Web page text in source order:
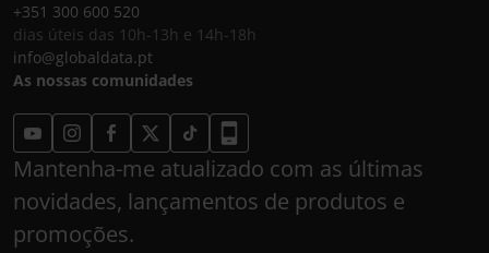
+351 300 600 520
dias úteis das 10h-13h e 14h-18h
info@globaldata.pt
As nossas comunidades
Mantenha-me atualizado com as últimas
novidades, lançamentos de produtos e
promoções.